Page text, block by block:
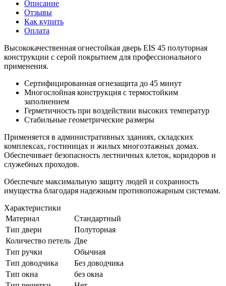
Описание
Отзывы
Как купить
Оплата
Высококачественная огнестойкая дверь EIS 45 полуторная
конструкции с серой покрытием для профессионального
применения.
Сертифицированная огнезащита до 45 минут
Многослойная конструкция с термостойким
заполнением
Герметичность при воздействии высоких температур
Стабильные геометрические размеры
Применяется в административных зданиях, складских
комплексах, гостиницах и жилых многоэтажных домах.
Обеспечивает безопасность лестничных клеток, коридоров и
служебных проходов.
Обеспечьте максимальную защиту людей и сохранность
имущества благодаря надежным противопожарным системам.
Характеристики
Материал
Стандартный
Тип двери
Полуторная
Количество петель Две
Тип ручки
Обычная
Тип доводчика
Без доводчика
Тип окна
без окна